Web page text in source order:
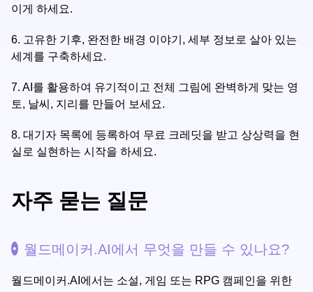
이게 하세요.
6. 고유한 기후, 완전한 배경 이야기, 세부 정보로 살아 있는
세계를 구축하세요.
7. AI를 활용하여 유기적이고 전체 그림에 완벽하게 맞는 영
토, 날씨, 지리를 만들어 보세요.
8. 대기자 목록에 등록하여 무료 크레딧을 받고 상상력을 현
실로 실현하는 시작을 하세요.
자주 묻는 질문
월드메이커.AI에서 무엇을 만들 수 있나요?
월드메이커.AI에서는 소설, 게임 또는 RPG 캠페인을 위한